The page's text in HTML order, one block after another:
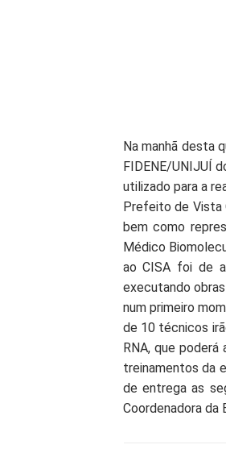
Na manhã desta
FIDENE/UNIJUÍ
utilizado para a
Prefeito de Vista
bem como
Médico
ao CISA foi de
executando
num primeiro
de 10 técnicos
RNA, que
treinamentos da
de entrega as
Coordenadora da